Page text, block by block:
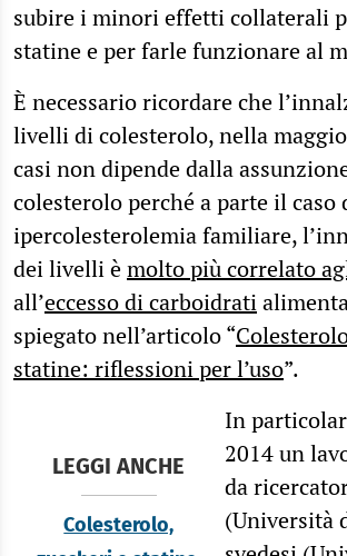
subire i minori effetti collaterali
statine e per farle funzionare al
È necessario ricordare che
livelli di colesterolo, nella
casi non dipende dalla
colesterolo perché a parte il caso
ipercolesterolemia familiare,
dei livelli èmolto più correlato
all’eccesso di carboidrati
spiegato nell’articolo “
statine: riflessioni per l’uso”.
LEGGI ANCHE
Colesterolo,
In
2014 un
da
(Università